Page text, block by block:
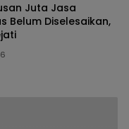
Juta Jasa
Belum Diselesaikan,